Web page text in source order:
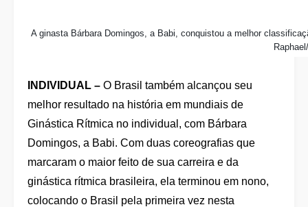
A ginasta Bárbara Domingos, a Babi, conquistou a melhor
INDIVIDUAL – O Brasil também alcançou seu
melhor resultado na história em mundiais de
Ginástica Rítmica no individual, com Bárbara
Domingos, a Babi. Com duas coreografias que
marcaram o maior feito de sua carreira e da
ginástica rítmica brasileira, ela terminou em nono,
colocando o Brasil pela primeira vez nesta